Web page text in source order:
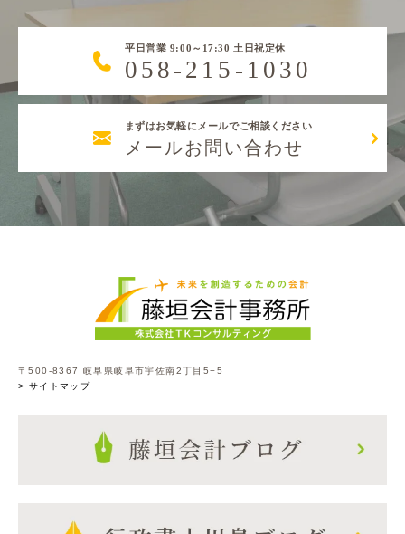
平日営業 9:00～17:30 土日祝定休
058-215-1030
まずはお気軽にメールでご相談ください
メールお問い合わせ
〒500-8367 岐阜県岐阜市宇佐南2丁目5−5
> サイトマップ